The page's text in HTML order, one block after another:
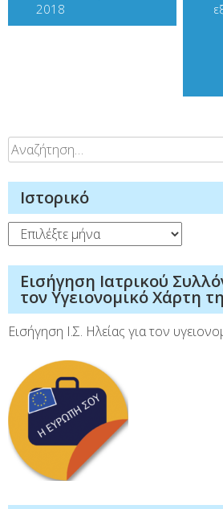
2018
Αναζήτηση
για:
Ιστορικό
Ιστορικό
Εισήγηση Ιατρικού
τον Υγειονομικό Χάρτη
Εισήγηση Ι.Σ. Ηλείας για τον